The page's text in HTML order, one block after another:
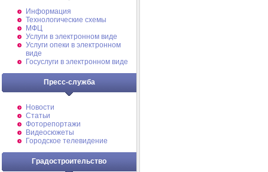
Информация
Технологические схемы
МФЦ
Услуги в электронном виде
Услуги опеки в электронном
виде
Госуслуги в электронном виде
Пресс-служба
Новости
Статьи
Фоторепортажи
Видеосюжеты
Городское телевидение
Градостроительство